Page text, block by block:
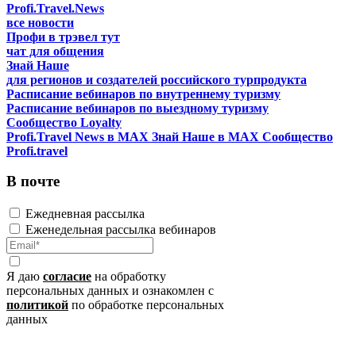
Profi.Travel.News
все новости
Профи в трэвел тут
чат для общения
Знай Наше
для регионов и создателей российского турпродукта
Расписание вебинаров по внутреннему туризму
Расписание вебинаров по выездному туризму
Сообщество Loyalty
Profi.Travel News в MAX Знай Наше в MAX Сообщество
Profi.travel
В почте
Ежедневная рассылка
Еженедельная рассылка вебинаров
Я даю согласие на обработку
персональных данных и ознакомлен с
политикой по обработке персональных
данных